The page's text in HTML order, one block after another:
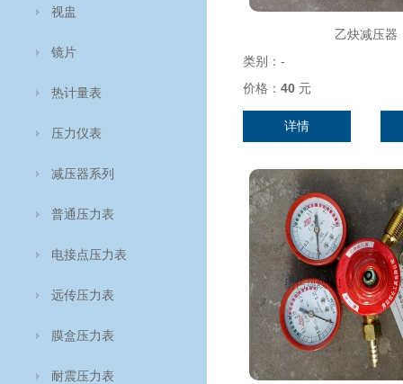
乙炔减压器
类别： -
价格： 40 元
详情
视盅
镜片
热计量表
压力仪表
减压器系列
普通压力表
电接点压力表
远传压力表
膜盒压力表
耐震压力表